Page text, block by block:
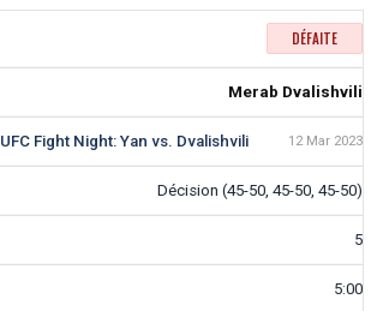
DÉFAITE
Merab Dvalishvili
UFC Fight Night: Yan vs. Dvalishvili 12 Mar 2023
Décision (45-50, 45-50, 45-50)
5
5:00